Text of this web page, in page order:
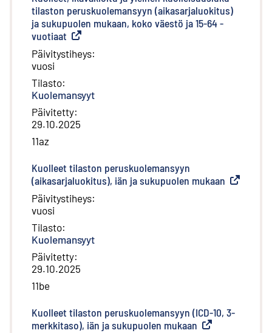
tilaston peruskuolemansyyn (aikasarjaluokitus)
ja sukupuolen mukaan, koko väestö ja 15-64 -
vuotiaat Ulkoinen linkki
Päivitystiheys:
vuosi
Tilasto:
Kuolemansyyt
Päivitetty:
29.10.2025
11az
Kuolleet tilaston peruskuolemansyyn
(aikasarjaluokitus), iän ja sukupuolen mukaan Ulkoinen
Päivitystiheys:
vuosi
Tilasto:
Kuolemansyyt
Päivitetty:
29.10.2025
11be
Kuolleet tilaston peruskuolemansyyn (ICD-10, 3-
merkkitaso), iän ja sukupuolen mukaan Ulkoinen linkki